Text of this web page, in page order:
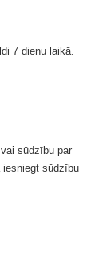
7 dienu laikā.
sūdzību par
sūdzību